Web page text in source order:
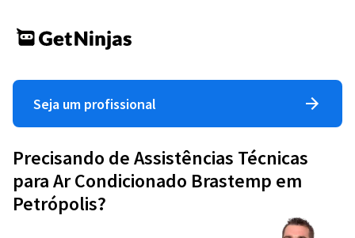
Seja um profissional
Precisando de Assistências Técnicas
para Ar Condicionado Brastemp em
Petrópolis?